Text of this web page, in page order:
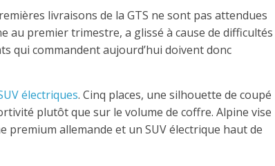
livraisons de la GTS ne sont pas attendues
au premier trimestre, a glissé à cause de difficultés
qui commandent aujourd’hui doivent donc
électriques. Cinq places, une silhouette de coupé
plutôt que sur le volume de coffre. Alpine vise
premium allemande et un SUV électrique haut de